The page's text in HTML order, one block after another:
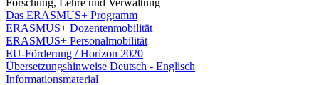
Forschung, Lehre und Verwaltung
Das ERASMUS+ Programm
ERASMUS+ Dozentenmobilität
ERASMUS+ Personalmobilität
EU-Förderung / Horizon 2020
Übersetzungshinweise Deutsch - Englisch
Informationsmaterial